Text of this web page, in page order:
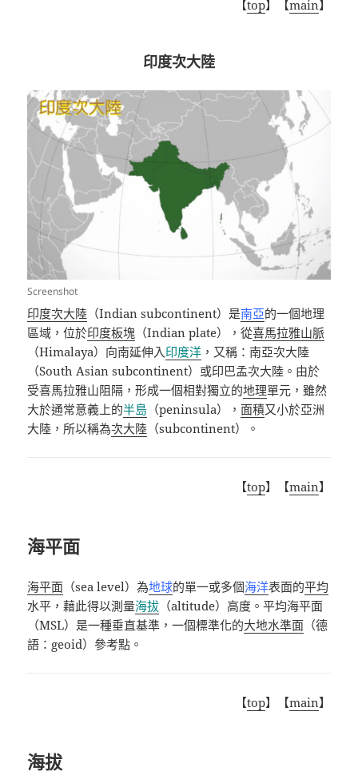
【top】【main】
印度次大陸
Screenshot
印度次大陸 （Indian subcontinent）是南亞的一個地理
區域，位於印度板塊 （Indian plate），從喜馬拉雅山脈
（Himalaya）向南延伸入 印度洋 ，又稱：南亞次大陸
（South Asian subcontinent）或印巴孟次大陸 。 由於
受喜馬拉雅山阻隔，形成一個相對獨立的地理單元，雖然
大於通常意義上的半島 （peninsula），面積又小於亞洲
大陸，所以稱為次大陸 （subcontinent）。
【top】【main】
海平面
海平面 （sea level）為地球的單一或多個海洋表面的平均
水平，藉此得以測量海拔 （altitude）高度。平均海平面
（MSL）是一種垂直基準，一個標準化的大地水準面 （德
語： geoid）參考點。
【top】【main】
海拔